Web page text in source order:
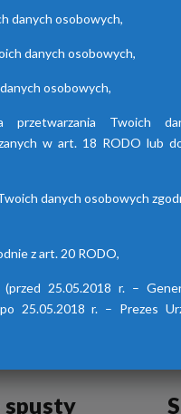
osuszacza
kosztami eksploatacji,
zima oraz brakiem
spusty
danych osobowych,
danych osobowych,
osobowych,
przetwarzania Twoich
w art. 18 RODO lub
danych osobowych
z art. 20 RODO,
25.05.2018 r. –
25.05.2018 r. – Prezes